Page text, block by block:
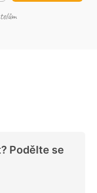
Podělte se